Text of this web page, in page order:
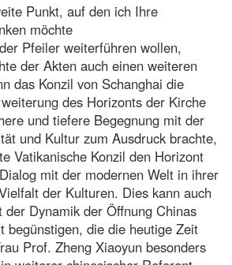
Punkt, auf den ich Ihre
möchte
Pfeiler weiterführen wollen,
der Akten auch einen weiteren
das Konzil von Schanghai die
des Horizonts der Kirche
und tiefere Begegnung mit der
und Kultur zum Ausdruck brachte,
Vatikanische Konzil den Horizont
mit der modernen Welt in ihrer
der Kulturen. Dies kann auch
Dynamik der Öffnung Chinas
begünstigen, die die heutige Zeit
Prof. Zheng Xiaoyun besonders